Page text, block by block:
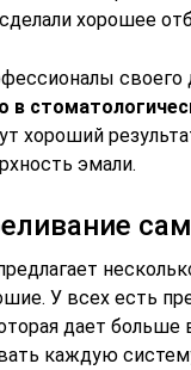
хорошее
в
хороший
эмали.
У всех есть
дает
каждую